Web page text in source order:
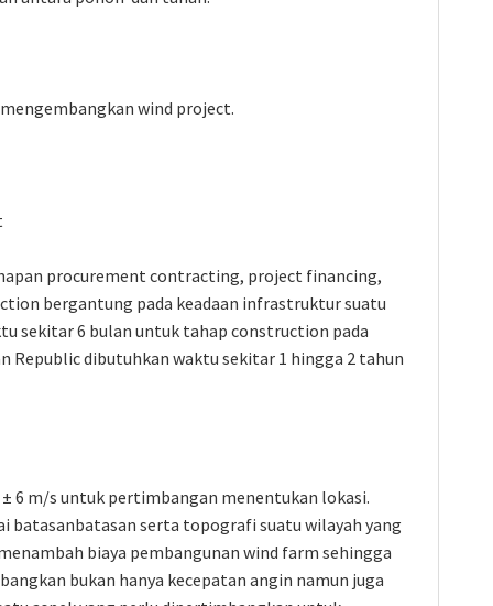
wind project.
procurement contracting, project financing,
bergantung pada keadaan infrastruktur suatu
sekitar 6 bulan untuk tahap construction pada
Republic dibutuhkan waktu sekitar 1 hingga 2 tahun
6 m/s untuk pertimbangan menentukan lokasi.
batasanbatasan serta topografi suatu wilayah yang
biaya pembangunan wind farm sehingga
bukan hanya kecepatan angin namun juga